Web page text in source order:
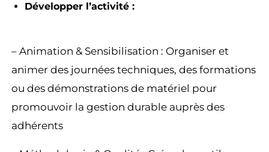
Développer l’activité :
– Animation & Sensibilisation : Organiser et
animer des journées techniques, des formations
ou des démonstrations de matériel pour
promouvoir la gestion durable auprès des
adhérents